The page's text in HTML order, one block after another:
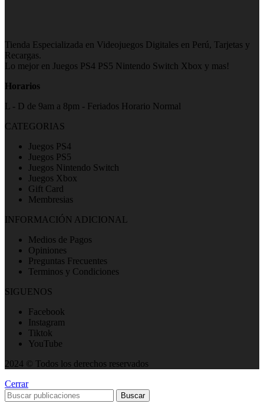
Tienda Especializada en Videojuegos Digitales en Perú, Tarjetas y
Recargas.
Lo mejor en Juegos PS4 PS5 Nintendo Switch Xbox y mas!
Horarios
L - D de 9am a 8pm - Feriados Horario Normal
CATEGORIAS
Juegos PS4
Juegos PS5
Juegos Nintendo Switch
Juegos Xbox
Gift Card
Membresias
INFORMACIÓN ADICIONAL
Medios de Pagos
Opiniones
Preguntas Frecuentes
Terminos y Condiciones
SIGUENOS
Facebook
Instagram
Tiktok
YouTube
2024 © Todos los derechos reservados
Cerrar
Buscar